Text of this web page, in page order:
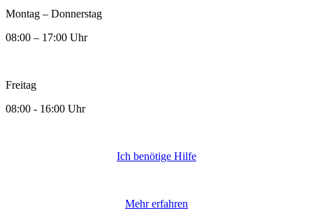
Montag – Donnerstag
08:00 – 17:00 Uhr
Freitag
08:00 - 16:00 Uhr
Ich benötige Hilfe
Mehr erfahren